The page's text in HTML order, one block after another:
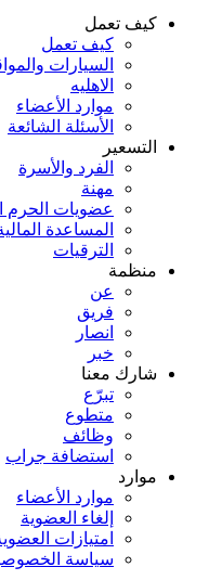
كيف تعمل
كيف تعمل
السيارات
الاهليه
موارد الأعضاء
الأسئلة الشائعة
التسعير
الفرد والأسرة
مهنة
عضويات الحرم
المساعدة
الترقيات
منظمة
عن
فريق
انصار
خبر
شارك معنا
تبرّع
متطوع
وظائف
استضافة جراب
موارد
موارد الأعضاء
إلغاء العضوية
امتيازات
سياسة